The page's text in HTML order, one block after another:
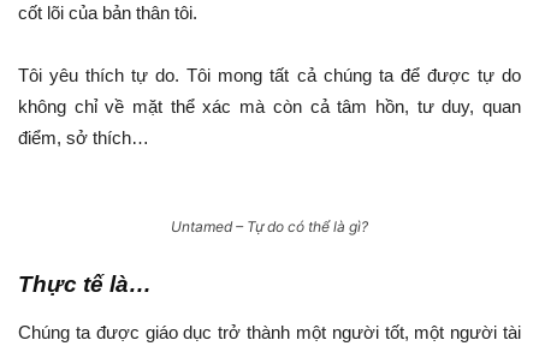
cốt lõi của bản thân tôi.
Tôi yêu thích tự do. Tôi mong tất cả chúng ta để được tự do
không chỉ về mặt thể xác mà còn cả tâm hồn, tư duy, quan
điểm, sở thích…
Untamed – Tự do có thể là gì?
Thực tế là…
Chúng ta được giáo dục trở thành một người tốt, một người tài